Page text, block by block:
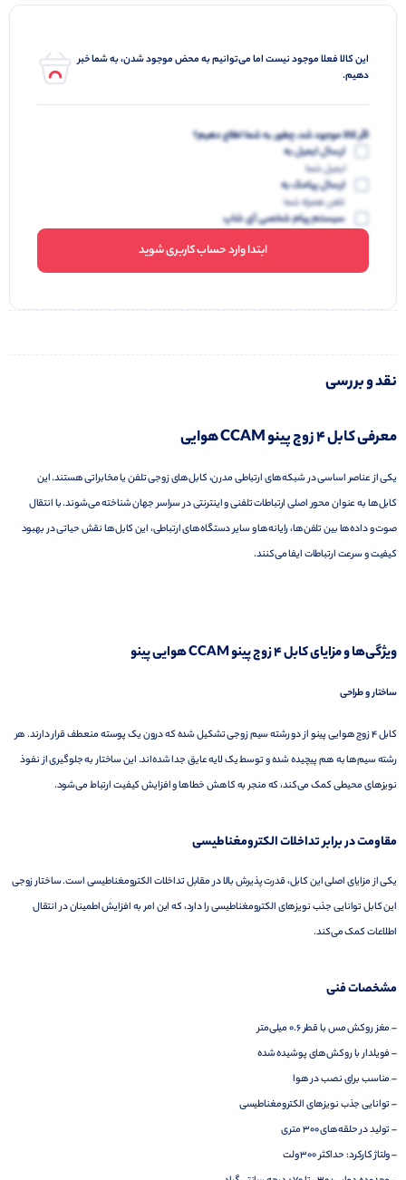
این کالا فعلا موجود نیست اما می‌توانیم به محض موجود شدن، به شما خبر
دهیم.
اگر کالا موجود شد، چطور به شما اطلاع دهیم؟
ارسال ایمیل به
ایمیل شما
ارسال پیامک به
تلفن همراه شما
سیستم پیام شخصی آی شاپ
ابتدا وارد حساب کاربری شوید
نقد و بررسی
معرفی کابل 4 زوج پینو CCAM هوایی
یکی از عناصر اساسی در شبکه‌های ارتباطی مدرن، کابل‌های زوجی تلفن یا مخابراتی هستند. این
کابل‌ها به عنوان محور اصلی ارتباطات تلفنی و اینترنتی در سراسر جهان شناخته می‌شوند. با انتقال
صوت و داده‌ها بین تلفن‌ها، رایانه‌ها و سایر دستگاه‌های ارتباطی، این کابل‌ها نقش حیاتی در بهبود
کیفیت و سرعت ارتباطات ایفا می‌کنند.
ویژگی‌ها و مزایای کابل 4 زوج پینو CCAM هوایی پینو
ساختار و طراحی
کابل 4 زوج هوایی پینو از دو رشته سیم زوجی تشکیل شده که درون یک پوسته منعطف قرار دارند. هر
رشته سیم‌ها به هم پیچیده شده و توسط یک لایه عایق جدا شده‌اند. این ساختار به جلوگیری از نفوذ
نویزهای محیطی کمک می‌کند، که منجر به کاهش خطاها و افزایش کیفیت ارتباط می‌شود.
مقاومت در برابر تداخلات الکترومغناطیسی
یکی از مزایای اصلی این کابل، قدرت پذیرش بالا در مقابل تداخلات الکترومغناطیسی است. ساختار زوجی
این کابل توانایی جذب نویزهای الکترومغناطیسی را دارد، که این امر به افزایش اطمینان در انتقال
اطلاعات کمک می‌کند.
مشخصات فنی
– مغز روکش مس با قطر 0.6 میلی‌متر
– فویلدار با روکش‌های پوشیده شده
– مناسب برای نصب در هوا
– توانایی جذب نویزهای الکترومغناطیسی
– تولید در حلقه‌های 300 متری
– ولتاژ کارکرد: حداکثر 300 ولت